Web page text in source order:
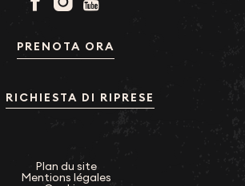
PRENOTA ORA
RICHIESTA DI RIPRESE
Plan du site
Mentions légales